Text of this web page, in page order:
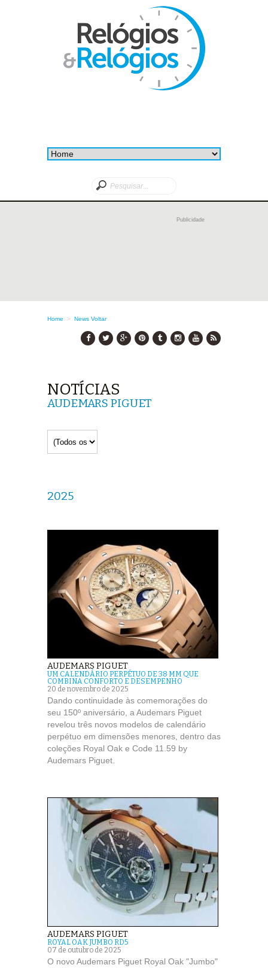
Publicidade
Home > News Voltar
NOTÍCIAS
AUDEMARS PIGUET
2025
AUDEMARS PIGUET
UM CALENDÁRIO PERPÉTUO DE 38 MM QUE
COMBINA CONFORTO E DESEMPENHO
20 de novembro de 2025
Dando continuidade às comemorações do
seu 150º aniversário, a Audemars Piguet
revelou três novos modelos de calendário
perpétuo em dimensões menores, dentro das
coleções Royal Oak e Code 11.59 by
Audemars Piguet.
AUDEMARS PIGUET
ROYAL OAK JUMBO RD5
07 de outubro de 2025
O novo Audemars Piguet Royal Oak "Jumbo"